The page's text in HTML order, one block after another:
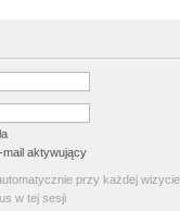
mail aktywujący
przy każdej wizycie
w tej sesji